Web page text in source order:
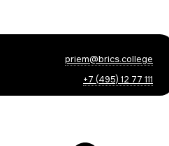
priem@brics.college
+7 (495) 12 77 111